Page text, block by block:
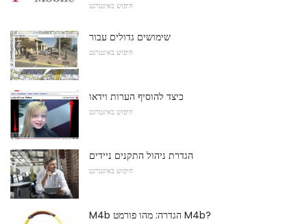
חיפוש באינטרנט
שימושים גדולים עבור
חיפוש באינטרנט
כיצד להוסיף הערות וידאו
חיפוש באינטרנט
הגדרת ניהול התקנים ניידים
חיפוש באינטרנט
M4b הגדרה: מהו פורמט M4b?